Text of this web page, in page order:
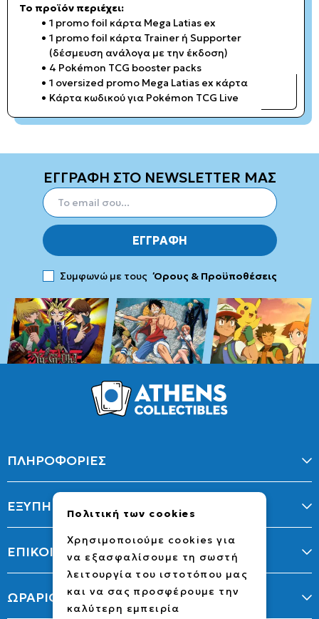
Το προϊόν περιέχει:
1 promo foil κάρτα Mega Latias ex
1 promo foil κάρτα Trainer ή Supporter
(δέσμευση ανάλογα με την έκδοση)
4 Pokémon TCG booster packs
1 oversized promo Mega Latias ex κάρτα
Κάρτα κωδικού για Pokémon TCG Live
ΕΓΓΡΑΦΗ ΣΤΟ NEWSLETTER ΜΑΣ
ΕΓΓΡΑΦΗ
Συμφωνώ με τους Όρους & Προϋποθέσεις
ΠΛΗΡΟΦΟΡΙΕΣ
ΕΞΥΠΗΡΕΤΗΣΗ
ΕΠΙΚΟΙΝΩΝΙΑ
ΩΡΑΡΙΟ
Πολιτική των cookies
Χρησιμοποιούμε cookies για
να εξασφαλίσουμε τη σωστή
λειτουργία του ιστοτόπου μας
και να σας προσφέρουμε την
καλύτερη εμπειρία